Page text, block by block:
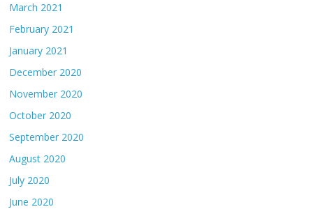
March 2021
February 2021
January 2021
December 2020
November 2020
October 2020
September 2020
August 2020
July 2020
June 2020